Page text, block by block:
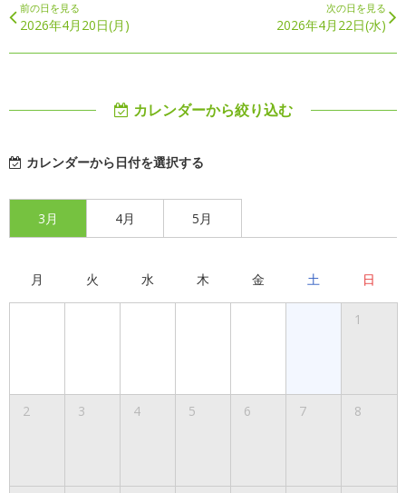
前の日を見る
2026年4月20日(月)
次の日を見る
2026年4月22日(水)
カレンダーから絞り込む
カレンダーから日付を選択する
3月 4月 5月
月 火 水 木 金 土 日
1
2 3 4 5 6 7 8